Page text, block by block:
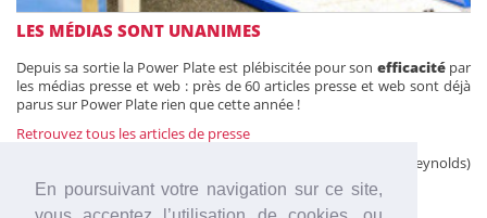
En poursuivant votre navigation sur ce site,
LES MÉDIAS SONT UNANIMES
Depuis sa sortie la Power Plate est plébiscitée pour son efficacitépar
les médias presse et web : près de 60 articles presse et web sont déjà
parus sur Power Plate rien que cette année !
Retrouvez tous les articles de presse
On retrouve dans des films hollywoodiens (Self avec Ryan Reynolds)
ou Français (Comme t'y es belle, Mafiosa, Fatal).
La blogosphère s'enthousiasme aussi pour la Power Plate.